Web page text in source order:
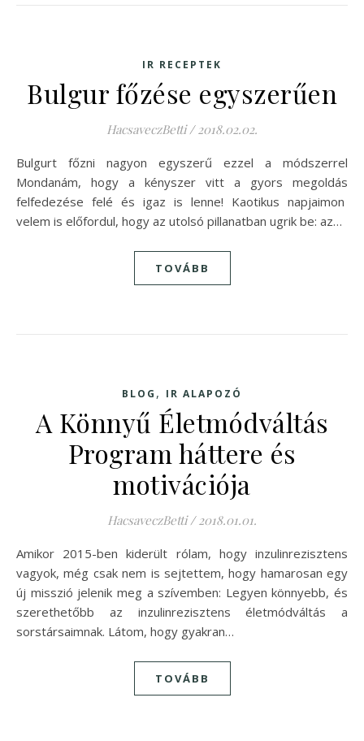
IR RECEPTEK
Bulgur főzése egyszerűen
HacsaveczBetti / 2018.02.02.
Bulgurt főzni nagyon egyszerű ezzel a módszerrel
Mondanám, hogy a kényszer vitt a gyors megoldás
felfedezése felé és igaz is lenne! Kaotikus napjaimon
velem is előfordul, hogy az utolsó pillanatban ugrik be: az…
TOVÁBB
BLOG , IR ALAPOZÓ
A Könnyű Életmódváltás
Program háttere és
motivációja
HacsaveczBetti / 2018.01.01.
Amikor 2015-ben kiderült rólam, hogy inzulinrezisztens
vagyok, még csak nem is sejtettem, hogy hamarosan egy
új misszió jelenik meg a szívemben: Legyen könnyebb, és
szerethetőbb az inzulinrezisztens életmódváltás a
sorstársaimnak. Látom, hogy gyakran…
TOVÁBB